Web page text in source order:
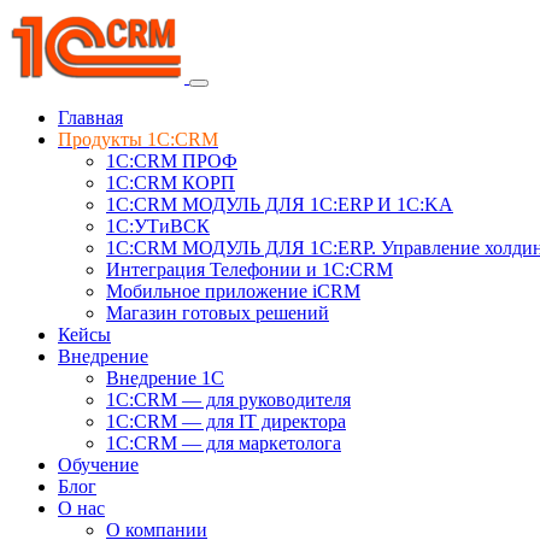
Главная
Продукты 1C:CRM
1С:CRM ПРОФ
1С:CRM КОРП
1С:CRM МОДУЛЬ ДЛЯ 1C:ERP И 1C:KA
1C:УТиВСК
1С:CRM МОДУЛЬ ДЛЯ 1C:ERP. Управление
Интеграция Телефонии и 1C:CRM
Мобильное приложение iCRM
Магазин готовых решений
Кейсы
Внедрение
Внедрение 1C
1С:CRM — для руководителя
1С:CRM — для IT директора
1С:CRM — для маркетолога
Обучение
Блог
О нас
О компании